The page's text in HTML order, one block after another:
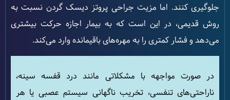
جلوگیری کنند. اما مزیت جراحی پروتز دیسک گردن نسبت به
روش قدیمی، در این است که به بیمار اجازه حرکت بیشتری
می‌دهد و فشار کمتری را به مهره‌های باقیمانده وارد می‌کند.
در صورت مواجهه با مشکلاتی مانند درد قفسه سینه،
ناراحتی‌های تنفسی، تخریب ناگهانی سیستم عصبی یا هر